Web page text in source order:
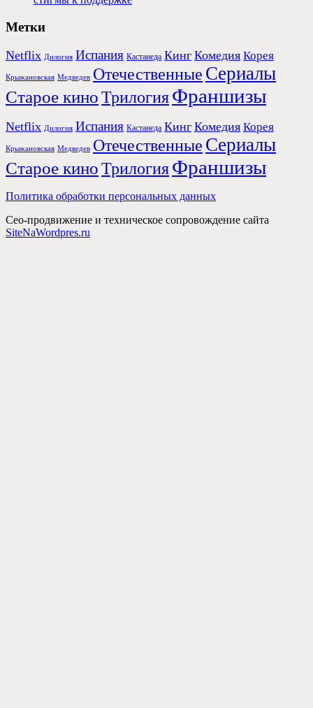
Метки
Netflix Дилогия Испания Кастанеда Кинг Комедия Корея
Крыжановская Медведев Отечественные Сериалы
Старое киноТрилогияФраншизы
Netflix Дилогия Испания Кастанеда Кинг Комедия Корея
Крыжановская Медведев Отечественные Сериалы
Старое киноТрилогияФраншизы
Политика обработки персональных данных
Сео-продвижение и техническое сопровождение сайта
SiteNaWordpres.ru